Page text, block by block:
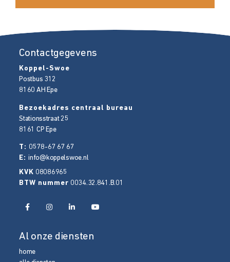
Contactgegevens
Koppel-Swoe
Postbus 312
8160 AH Epe
Bezoekadres centraal bureau
Stationsstraat 25
8161 CP Epe
T: 0578-67 67 67
E:info@koppelswoe.nl
KVK 08086965
BTW nummer 0034.32.841.B.01
Al onze diensten
home